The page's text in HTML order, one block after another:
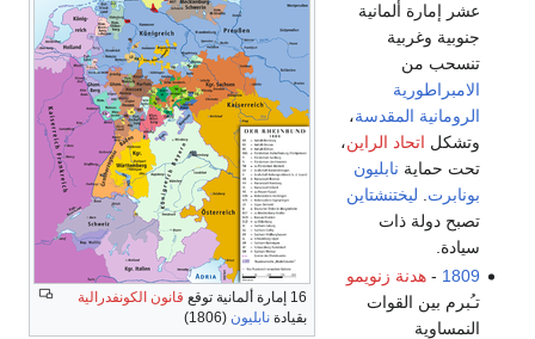
16 إمارة ألمانية توقع
قانون الكونفدرالية
بقيادة نابليون (1806)
عشر إمارة ألمانية
جنوبية وغربية
تنسحب من
الامبراطورية
الرومانية المقدسة،
وتشكل اتحاد الراين،
تحت حماية نابليون
بونابرت
ليختنشتاين
تصبح دولة ذات
سيادة.
1809
-هدنة زنويمو
تـُبرم بين القوات
النمساوية